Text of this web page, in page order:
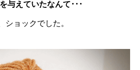
与えていたなんて･･･
ショックでした。